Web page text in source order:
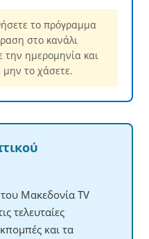
το πρόγραμμα
στο κανάλι
την ημερομηνία και
το χάσετε.
Μακεδονία TV
τελευταίες
και τα